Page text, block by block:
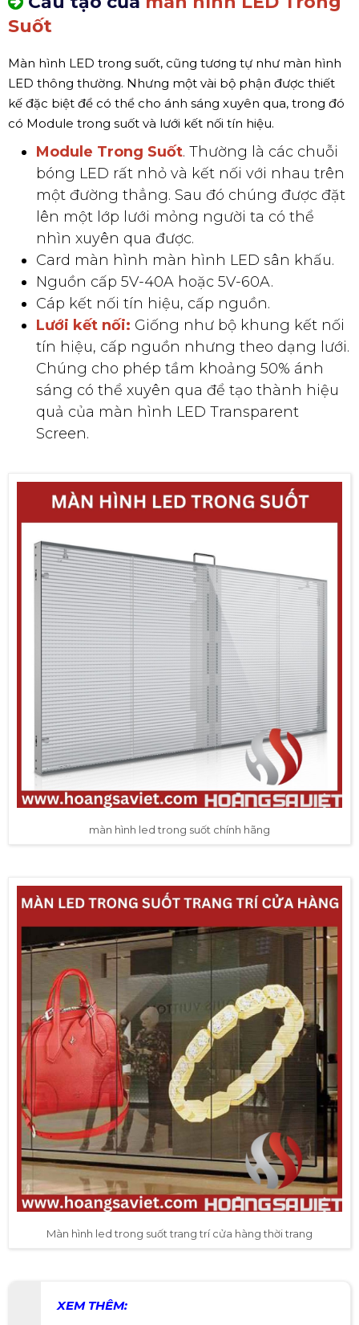
Suốt
Màn hình LED trong suốt, cũng tương tự như màn hình
LED thông thường. Nhưng một vài bộ phận được thiết
kế đặc biệt để có thể cho ánh sáng xuyên qua, trong đó
có Module trong suốt và lưới kết nối tín hiệu.
Module Trong Suốt. Thường là các chuỗi
bóng LED rất nhỏ và kết nối với nhau trên
một đường thẳng. Sau đó chúng được đặt
lên một lớp lưới mỏng người ta có thể
nhìn xuyên qua được.
Card màn hình màn hình LED sân khấu.
Nguồn cấp 5V-40A hoặc 5V-60A.
Cáp kết nối tín hiệu, cấp nguồn.
Lưới kết nối: Giống như bộ khung kết nối
tín hiệu, cấp nguồn nhưng theo dạng lưới.
Chúng cho phép tầm khoảng 50% ánh
sáng có thể xuyên qua để tạo thành hiệu
quả của màn hình LED Transparent
Screen.
màn hình led trong suốt chính hãng
Màn hình led trong suốt trang trí cửa hàng thời trang
XEM THÊM: